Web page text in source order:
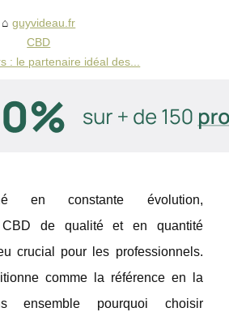
guyvideau.fr
CBD
: le partenaire idéal des...
en constante évolution,
CBD de qualité et en quantité
crucial pour les professionnels.
comme la référence en la
ensemble pourquoi choisir